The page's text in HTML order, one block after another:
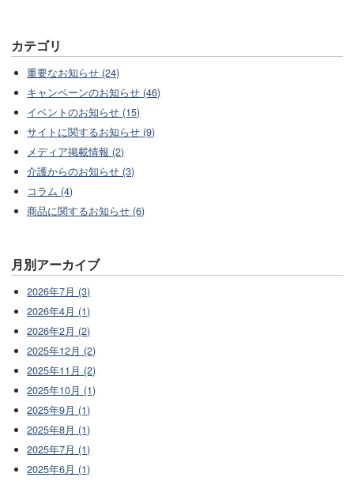
カテゴリ
重要なお知らせ (24)
キャンペーンのお知らせ (46)
イベントのお知らせ (15)
サイトに関するお知らせ (9)
メディア掲載情報 (2)
介護からのお知らせ (3)
コラム (4)
商品に関するお知らせ (6)
月別アーカイブ
2026年7月 (3)
2026年4月 (1)
2026年2月 (2)
2025年12月 (2)
2025年11月 (2)
2025年10月 (1)
2025年9月 (1)
2025年8月 (1)
2025年7月 (1)
2025年6月 (1)